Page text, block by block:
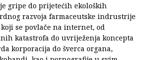
gripe do prijetećih ekoloških
razvoja farmaceutske indrustrije
se povlače na internet, od
katastrofa do uvriježenja koncepta
korporacija do šverca organa,